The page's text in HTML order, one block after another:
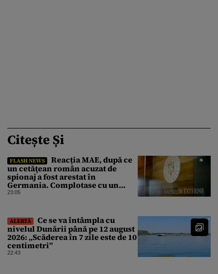
Citește Și
FLASH NEWS
Reacția MAE, după ce
un cetăţean român acuzat de
spionaj a fost arestat în
Germania. Complotase cu un
ucrainean ca să asasineze un
23:05
ALERTĂ
Ce se va întâmpla cu
nivelul Dunării până pe 12 august
2026: „Scăderea în 7 zile este de 10
centimetri”
22:43